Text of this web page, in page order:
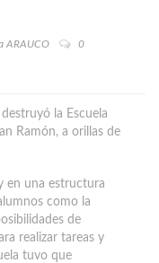
ARAUCO
0
la Escuela
Ramón, a orillas de
en una estructura
como la
de
realizar tareas y
tuvo que